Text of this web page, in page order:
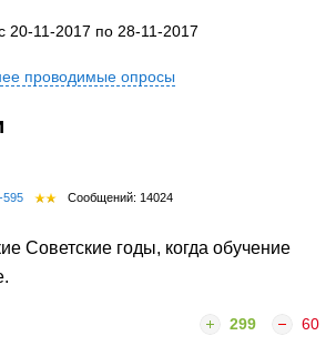
20-11-2017 по 28-11-2017
проводимые опросы
595 Сообщений: 14024
Советские годы, когда обучение
299 60